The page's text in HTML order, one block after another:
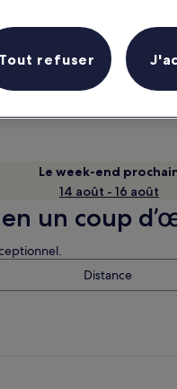
pour
Le week-end
14 août - 16 août
un coup
Distance
Tout refuser